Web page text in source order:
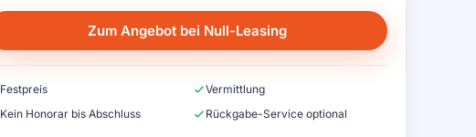
Zum Angebot bei Null-Leasing
Festpreis
Vermittlung
Kein Honorar bis Abschluss
Rückgabe-Service optional